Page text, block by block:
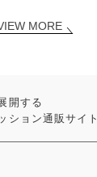
MORE
開する
ション通販サイト